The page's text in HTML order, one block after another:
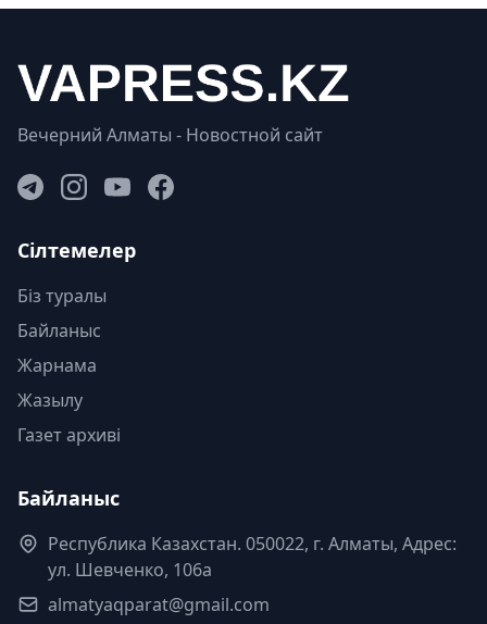
Вечерний Алматы - Новостной сайт
Сілтемелер
Біз туралы
Байланыс
Жарнама
Жазылу
Газет архиві
Байланыс
Республика Казахстан. 050022, г. Алматы, Адрес:
ул. Шевченко, 106а
almatyaqparat@gmail.com